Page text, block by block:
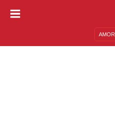
AMOR